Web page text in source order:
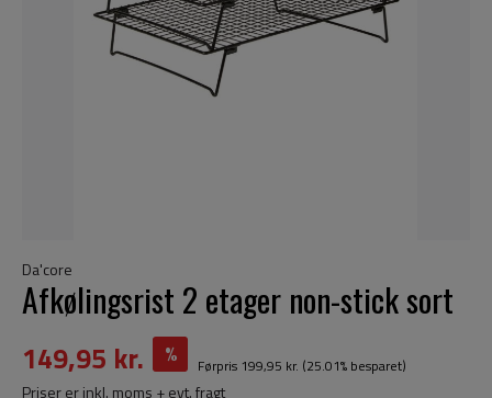
Da'core
Afkølingsrist 2 etager non-stick sort
149,95 kr. % Førpris 199,95 kr. (25.01% besparet)
Priser er inkl. moms + evt. fragt